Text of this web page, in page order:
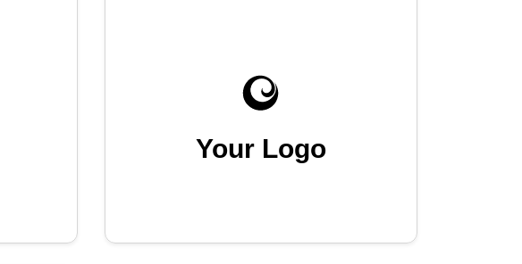
Your Logo